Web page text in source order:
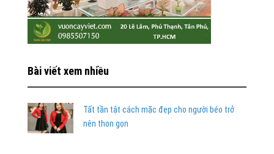
Bài viết xem nhiều
Tất tần tật cách mặc đẹp cho người béo trở
nên thon gọn